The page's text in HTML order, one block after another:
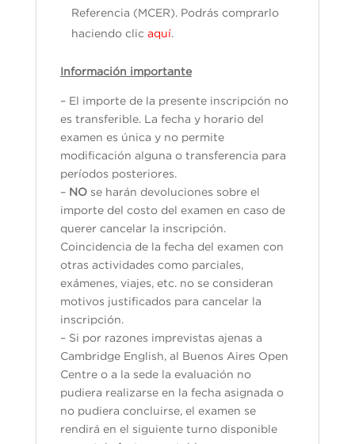
Referencia (MCER). Podrás comprarlo
haciendo clic aquí.
Información importante
– El importe de la presente inscripción no
es transferible. La fecha y horario del
examen es única y no permite
modificación alguna o transferencia para
períodos posteriores.
– NOse harán devoluciones sobre el
importe del costo del examen en caso de
querer cancelar la inscripción.
Coincidencia de la fecha del examen con
otras actividades como parciales,
exámenes, viajes, etc. no se consideran
motivos justificados para cancelar la
inscripción.
– Si por razones imprevistas ajenas a
Cambridge English, al Buenos Aires Open
Centre o a la sede la evaluación no
pudiera realizarse en la fecha asignada o
no pudiera concluirse, el examen se
rendirá en el siguiente turno disponible